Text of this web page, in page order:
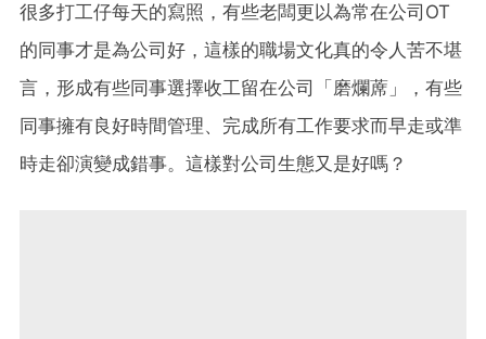
很多打工仔每天的寫照，有些老闆更以為常在公司OT
的同事才是為公司好，這樣的職場文化真的令人苦不堪
言，形成有些同事選擇收工留在公司「磨爛蓆」，有些
同事擁有良好時間管理、完成所有工作要求而早走或準
時走卻演變成錯事。這樣對公司生態又是好嗎？